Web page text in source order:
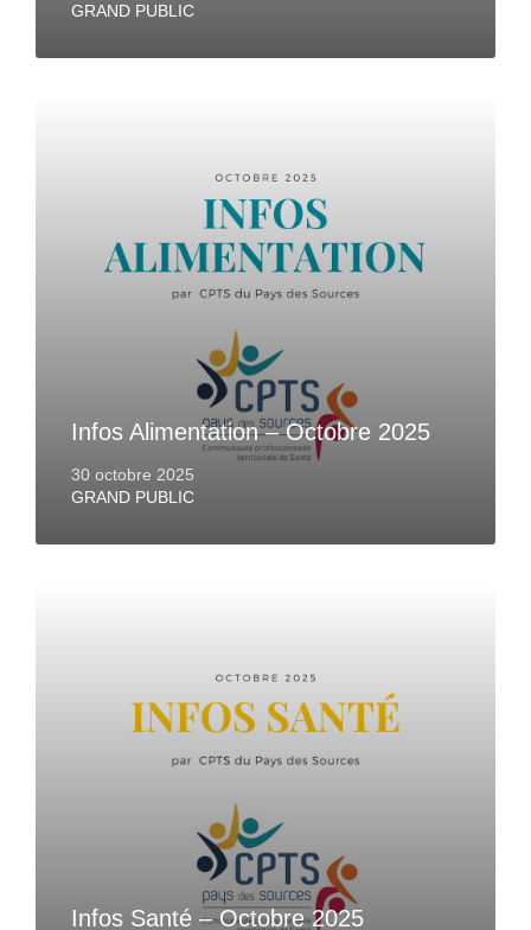
GRAND PUBLIC
Infos Alimentation – Octobre 2025
30 octobre 2025
GRAND PUBLIC
Infos Santé – Octobre 2025